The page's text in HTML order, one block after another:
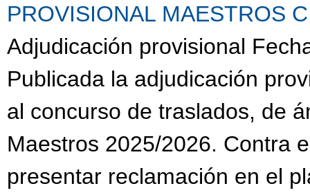
PROVISIONAL MAESTROS
Adjudicación provisional
Publicada la adjudicación
al concurso de traslados, de
Maestros 2025/2026. Contra
presentar reclamación en el